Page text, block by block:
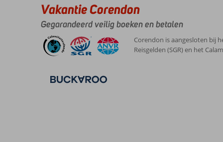
Carsten
Nederland
Met partner
,
08 juli 2026
Argassi:
Argasi
is
een
leuk
plaatsje
genoeg
Ligging 10
Service
10
Prijs/kwaliteit 10
Eten
10
Kamers 8
Kindvriendelijk
Vakantie Corendon
Gegarandeerd veilig boeken en betalen
Corendon is aangesloten bij
Reisgelden (SGR) en het